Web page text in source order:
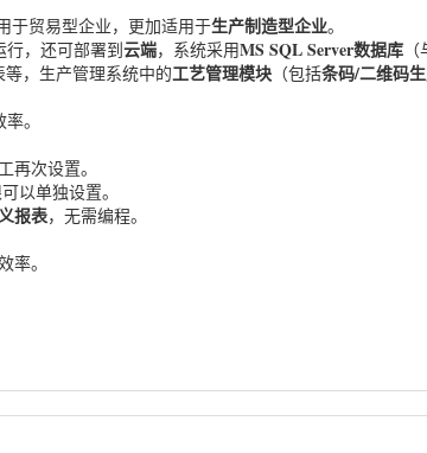
于贸易型企业，更加适用于生产制造型企业。
行，还可部署到云端，系统采用MS SQL Server数据库
，生产管理系统中的工艺管理模块 （包括条码/二维码
。
再次设置。
以单独设置。
报表，无需编程。
率。